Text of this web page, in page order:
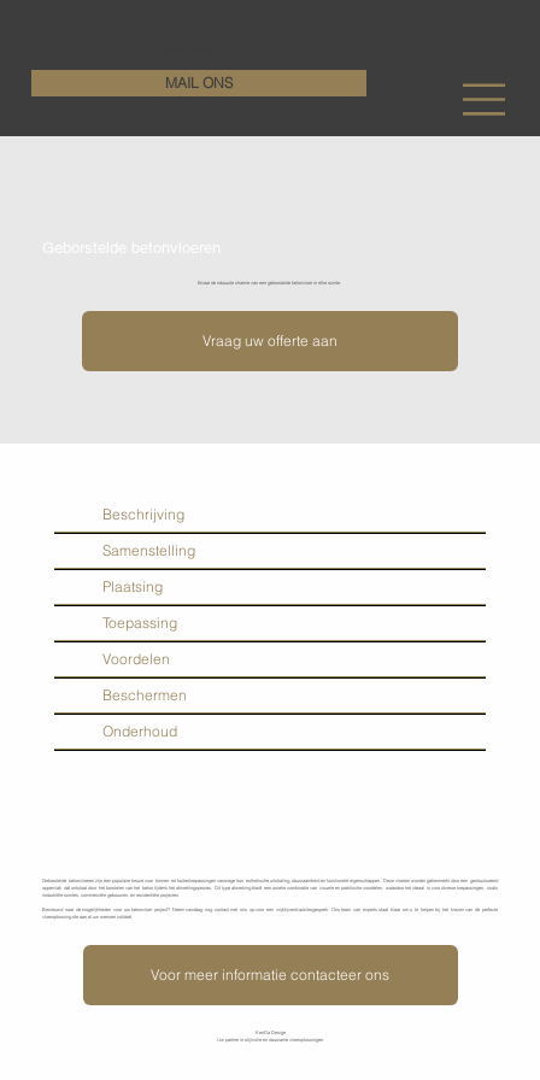
MAIL ONS
Ervaar de robuuste charme van een geborstelde betonvloer in elke ruimte.
Vraag uw offerte aan
Beschrijving
Samenstelling
Plaatsing
Toepassing
Voordelen
Beschermen
Onderhoud
Geborstelde betonvloeren zijn een populaire keuze voor binnen- en buitentoepassingen vanwege hun esthetische uitstraling, duurzaamheid en functionele eigenschappen. Deze vloeren worden gekenmerkt door een gestructureerd
oppervlak dat ontstaat door het borstelen van het beton tijdens het afwerkingsproces. Dit type afwerking biedt een unieke combinatie van visuele en praktische voordelen, waardoor het ideaal is voor diverse toepassingen, zoals
industriële ruimtes, commerciële gebouwen, en residentiële projecten.
Benieuwd naar de mogelijkheden voor uw betonvloer project? Neem vandaag nog contact met ons op voor een vrijblijvend adviesgesprek. Ons team van experts staat klaar om u te helpen bij het kiezen van de perfecte
vloeroplossing die aan al uw wensen voldoet.
Voor meer informatie contacteer ons
KenDa Design
Uw partner in stijlvolle en duurzame vloeroplossingen.